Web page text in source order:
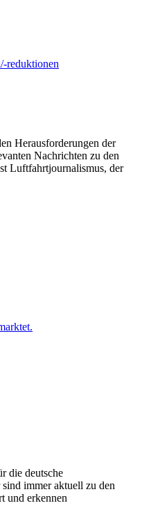
reduktionen
Herausforderungen der
Nachrichten zu den
Luftfahrtjournalismus, der
die deutsche
immer aktuell zu den
und erkennen